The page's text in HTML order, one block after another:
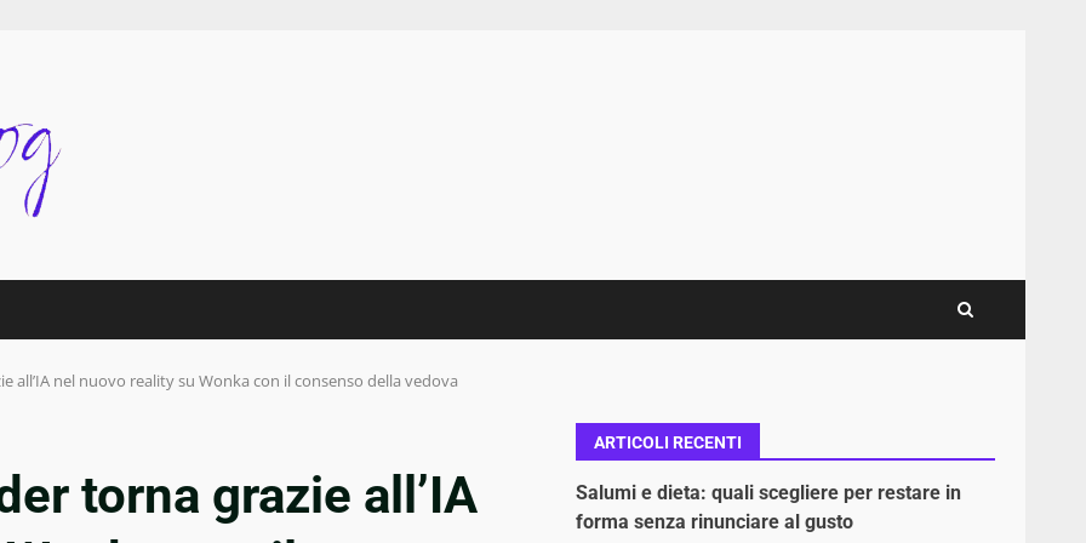
all’IA nel nuovo reality su Wonka con il consenso della vedova
torna grazie all’IA
ARTICOLI RECENTI
Salumi e dieta: quali scegliere per restare in
forma senza rinunciare al gusto